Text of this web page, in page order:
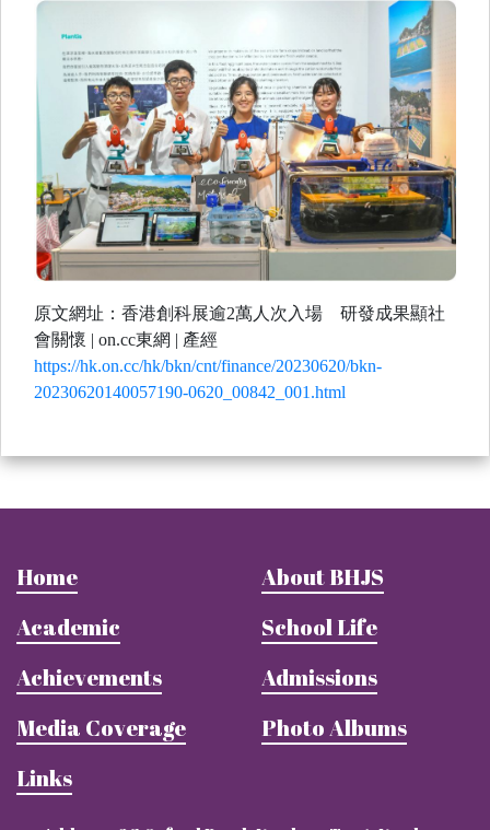
原文網址：香港創科展逾2萬人次入場 研發成果顯社
會關懷 | on.cc東網 | 產經
https://hk.on.cc/hk/bkn/cnt/finance/20230620/bkn-
20230620140057190-0620_00842_001.html
Home
About BHJS
Academic
School Life
Achievements
Admissions
Media Coverage
Photo Albums
Links